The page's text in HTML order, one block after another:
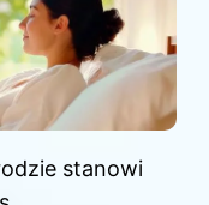
stanowi